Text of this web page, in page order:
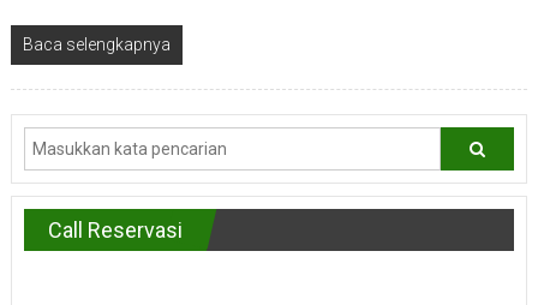
Baca selengkapnya
Call Reservasi